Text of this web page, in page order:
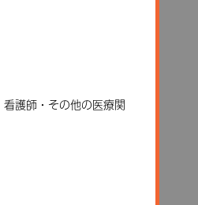
護師・その他の医療関